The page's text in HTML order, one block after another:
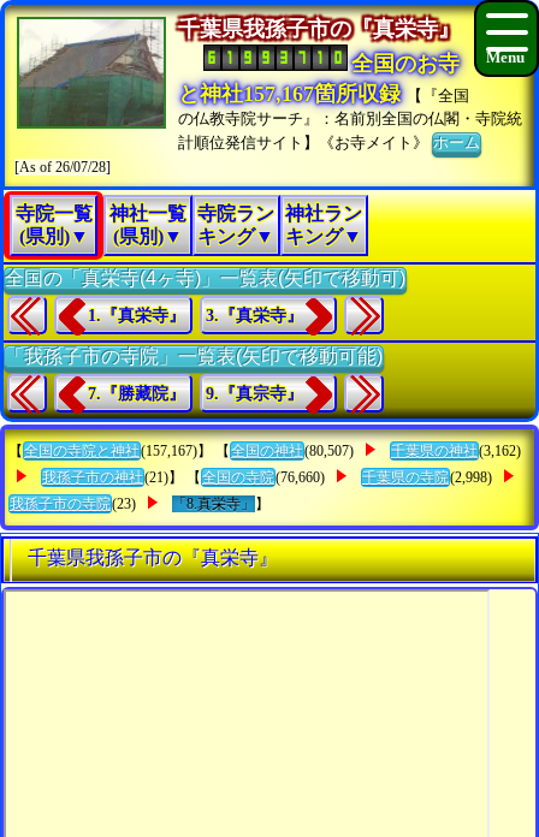
千葉県我孫子市の『真栄寺』
全国のお寺
と神社157,167箇所収録
【『全国
の仏教寺院サーチ』：名前別全国の仏閣・寺院統
計順位発信サイト】《お寺メイト》ホーム
[As of 26/07/28]
寺院一覧
(県別)▼
神社一覧
(県別)▼
寺院ラン
キング▼
神社ラン
キング▼
全国の「真栄寺(4ヶ寺)」一覧表(矢印で移動可)
1.『真栄寺』 3.『真栄寺』
「我孫子市の寺院」一覧表(矢印で移動可能)
7.『勝藏院』 9.『真宗寺』
【 全国の寺院と神社(157,167)】 【 全国の神社(80,507) 千葉県の神社(3,162)
我孫子市の神社(21)】 【 全国の寺院(76,660) 千葉県の寺院(2,998)
我孫子市の寺院(23) 「8.真栄寺」 】
千葉県我孫子市の『真栄寺』